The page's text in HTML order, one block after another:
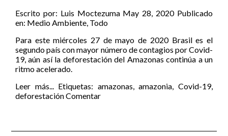
Escrito por: Luis Moctezuma May 28, 2020 Publicado
en: Medio Ambiente, Todo
Para este miércoles 27 de mayo de 2020 Brasil es el
segundo país con mayor número de contagios por Covid-
19, aún así la deforestación del Amazonas continúa a un
ritmo acelerado.
Leer más... Etiquetas: amazonas,amazonia,Covid-19,
deforestaciónComentar